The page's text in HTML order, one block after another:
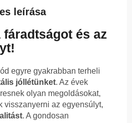
leírása
fáradtságot és az
egyre gyakrabban terheli
jóllétünket. Az évek
olyan megoldásokat,
visszanyerni az egyensúlyt,
. A gondosan